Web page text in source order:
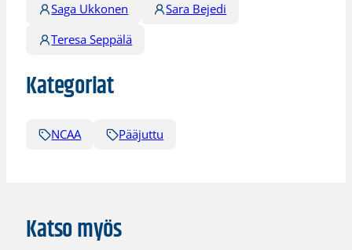
Saga Ukkonen
Sara Bejedi
Teresa Seppälä
Kategoriat
NCAA Pääjuttu
Katso myös